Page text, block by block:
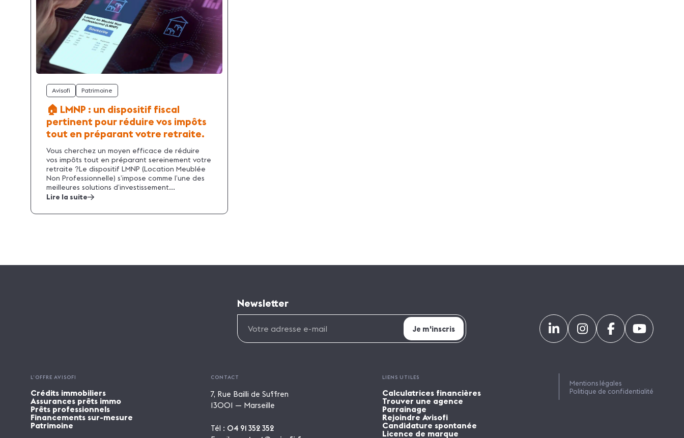
Avisofi Patrimoine
🏠 LMNP : un dispositif fiscal
pertinent pour réduire vos impôts
tout en préparant votre retraite.
Vous cherchez un moyen efficace de réduire
vos impôts tout en préparant sereinement votre
retraite ?Le dispositif LMNP (Location Meublée
Non Professionnelle) s’impose comme l’une des
meilleures solutions d’investissement...
Lire la suite
Newsletter
L’OFFRE AVISOFI
Crédits immobiliers
Assurances prêts immo
Prêts professionnels
Financements sur-mesure
Patrimoine
CONTACT
7, Rue Bailli de Suffren
13001 — Marseille
Tél : 04 91 352 352
LIENS UTILES
Calculatrices financières
Trouver une agence
Parrainage
Rejoindre Avisofi
Candidature spontanée
Licence de marque
Mentions légales
Politique de confidentialité